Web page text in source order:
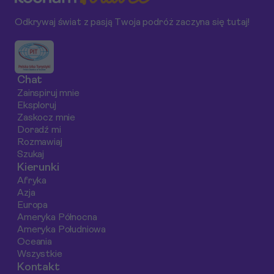
sangria. Dowiedz się,
jak zbudować budżet
na gastronomiczne
doznania w Hiszpanii w
latach 2025-2026.
dotyczącą Twojej
kajakarstwo i
Odkrywaj świat z pasją Twoja podróż zaczyna się tutaj!
Chat
Zainspiruj mnie
Eksploruj
Zaskocz mnie
Doradź mi
Rozmawiaj
Szukaj
Kierunki
Afryka
Azja
Europa
Ameryka Północna
Ameryka Południowa
Oceania
Wszystkie
Kontakt